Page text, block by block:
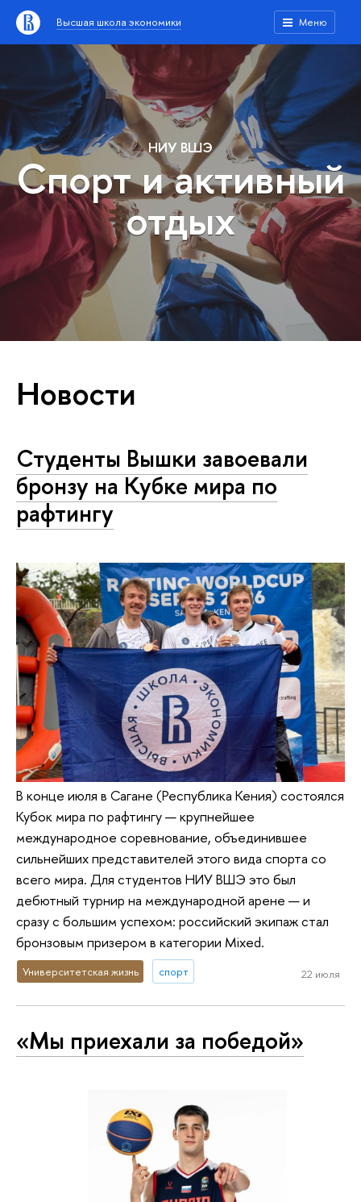
Высшая школа экономики Меню
НИУ ВШЭ
Спорт и активный
отдых
Новости
Студенты Вышки завоевали
бронзу на Кубке мира по
рафтингу
В конце июля в Сагане (Республика Кения) состоялся
Кубок мира по рафтингу — крупнейшее
международное соревнование, объединившее
сильнейших представителей этого вида спорта со
всего мира. Для студентов НИУ ВШЭ это был
дебютный турнир на международной арене — и
сразу с большим успехом: российский экипаж стал
бронзовым призером в категории Mixed.
Университетская жизнь спорт 22 июля
«Мы приехали за победой»